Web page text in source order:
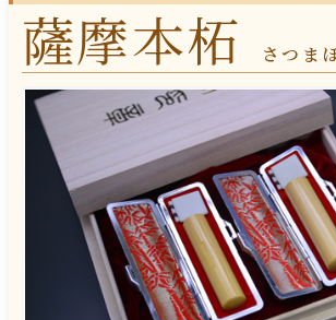
薩摩本柘 さつま